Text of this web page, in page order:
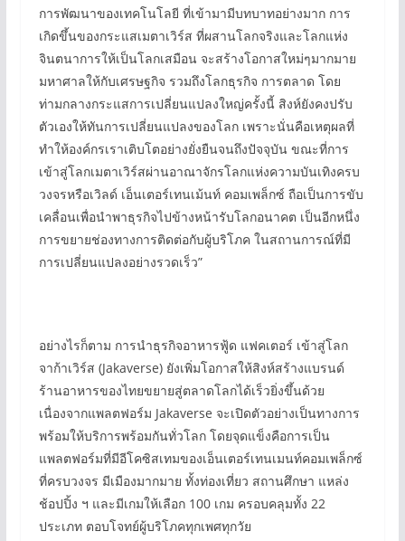
การพัฒนาของเทคโนโลยี ที่เข้ามามีบทบาทอย่างมาก การ
เกิดขึ้นของกระแสเมตาเวิร์ส ที่ผสานโลกจริงและโลกแห่ง
จินตนาการให้เป็นโลกเสมือน จะสร้างโอกาสใหม่ๆมากมาย
มหาศาลให้กับเศรษฐกิจ รวมถึงโลกธุรกิจ การตลาด โดย
ท่ามกลางกระแสการเปลี่ยนแปลงใหญ่ครั้งนี้ สิงห์ยังคงปรับ
ตัวเองให้ทันการเปลี่ยนแปลงของโลก เพราะนั่นคือเหตุผลที่
ทำให้องค์กรเราเติบโตอย่างยั่งยืนจนถึงปัจจุบัน ขณะที่การ
เข้าสู่โลกเมตาเวิร์สผ่านอาณาจักรโลกแห่งความบันเทิงครบ
วงจรหรือเวิลด์ เอ็นเตอร์เทนเม้นท์ คอมเพล็กซ์ ถือเป็นการขับ
เคลื่อนเพื่อนำพาธุรกิจไปข้างหน้ารับโลกอนาคต เป็นอีกหนึ่ง
การขยายช่องทางการติดต่อกับผู้บริโภค ในสถานการณ์ที่มี
การเปลี่ยนแปลงอย่างรวดเร็ว”
อย่างไรก็ตาม การนำธุรกิจอาหารฟู้ด แฟคเตอร์ เข้าสู่โลก
จาก้าเวิร์ส (Jakaverse) ยังเพิ่มโอกาสให้สิงห์สร้างแบรนด์
ร้านอาหารของไทยขยายสู่ตลาดโลกได้เร็วยิ่งขึ้นด้วย
เนื่องจากแพลตฟอร์ม Jakaverse จะเปิดตัวอย่างเป็นทางการ
พร้อมให้บริการพร้อมกันทั่วโลก โดยจุดแข็งคือการเป็น
แพลตฟอร์มที่มีอีโคซิสเทมของเอ็นเตอร์เทนเมนท์คอมเพล็กซ์
ที่ครบวงจร มีเมืองมากมาย ทั้งท่องเที่ยว สถานศึกษา แหล่ง
ช้อปปิ้ง ฯ และมีเกมให้เลือก 100 เกม ครอบคลุมทั้ง 22
ประเภท ตอบโจทย์ผู้บริโภคทุกเพศทุกวัย